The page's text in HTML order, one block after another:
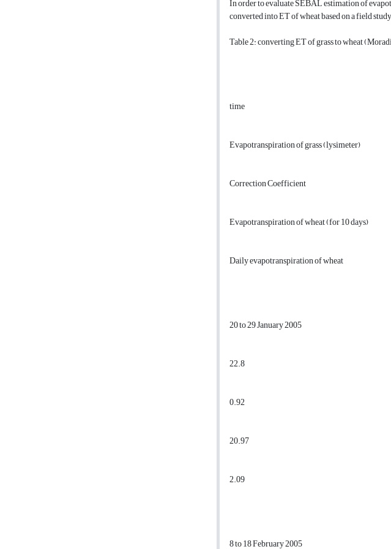
In order to evaluate SEBAL estimation of
converted into ET of wheat based on a field
Table 2: converting ET of grass to wheat
time
Evapotranspiration of grass (lysimeter)
Correction Coefficient
Evapotranspiration of wheat (for 10 days)
Daily evapotranspiration of wheat
20 to 29 January 2005
22.8
0.92
20.97
2.09
8 to 18 February 2005